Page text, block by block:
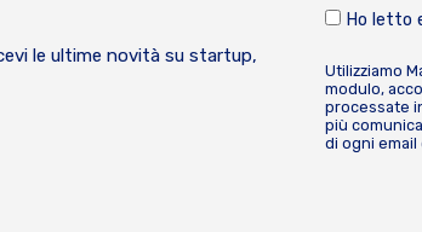
le ultime novità su startup,
Ho letto
Utilizziamo
modulo,
processate
più
di ogni